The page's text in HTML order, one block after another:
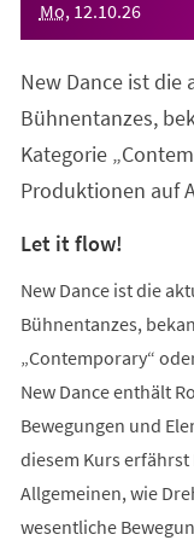
Mo, 12.10.26
New Dance ist
Bühnentanzes,
Kategorie
Produktionen auf
Let it flow!
New Dance ist die
Bühnentanzes,
„Contemporary“
New Dance enthält
Bewegungen und
diesem Kurs erfährst
Allgemeinen, wie
wesentliche